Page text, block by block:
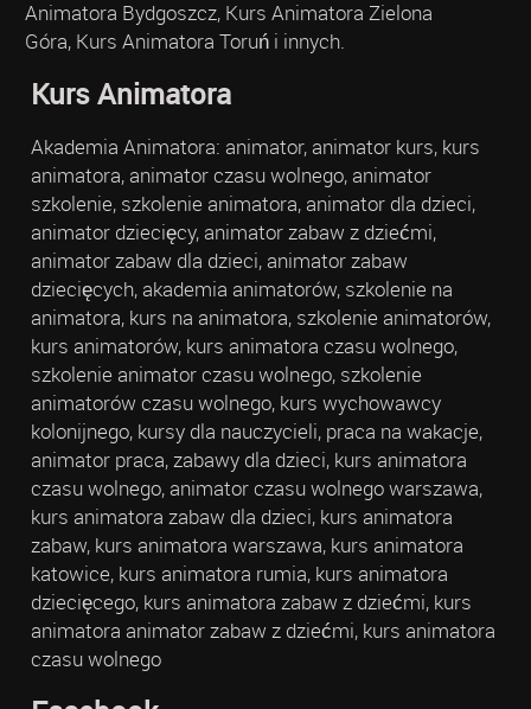
Animatora Bydgoszcz, Kurs Animatora Zielona
Góra, Kurs Animatora Toruń i innych.
Kurs Animatora
Akademia Animatora: animator, animator kurs, kurs
animatora, animator czasu wolnego, animator
szkolenie, szkolenie animatora, animator dla dzieci,
animator dziecięcy, animator zabaw z dziećmi,
animator zabaw dla dzieci, animator zabaw
dziecięcych, akademia animatorów, szkolenie na
animatora, kurs na animatora, szkolenie animatorów,
kurs animatorów, kurs animatora czasu wolnego,
szkolenie animator czasu wolnego, szkolenie
animatorów czasu wolnego, kurs wychowawcy
kolonijnego, kursy dla nauczycieli, praca na wakacje,
animator praca, zabawy dla dzieci, kurs animatora
czasu wolnego, animator czasu wolnego warszawa,
kurs animatora zabaw dla dzieci, kurs animatora
zabaw, kurs animatora warszawa, kurs animatora
katowice, kurs animatora rumia, kurs animatora
dziecięcego, kurs animatora zabaw z dziećmi, kurs
animatora animator zabaw z dziećmi, kurs animatora
czasu wolnego